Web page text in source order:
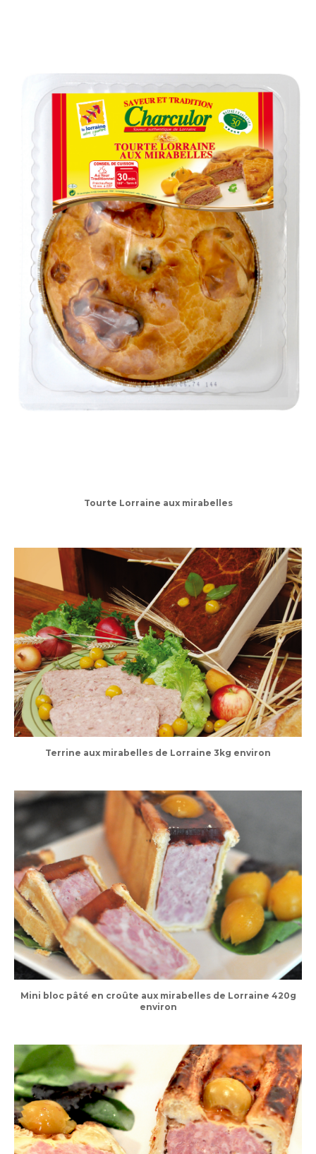
Tourte Lorraine aux mirabelles
Terrine aux mirabelles de Lorraine 3kg environ
Mini bloc pâté en croûte aux mirabelles de Lorraine 420g
environ